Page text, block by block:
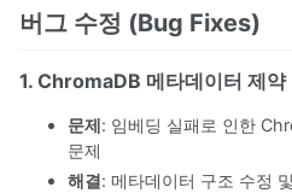
버그 수정 (Bug Fixes)
1. ChromaDB 메타데이터 제약
문제: 임베딩 실패로 인한
문제
해결: 메타데이터 구조 수정